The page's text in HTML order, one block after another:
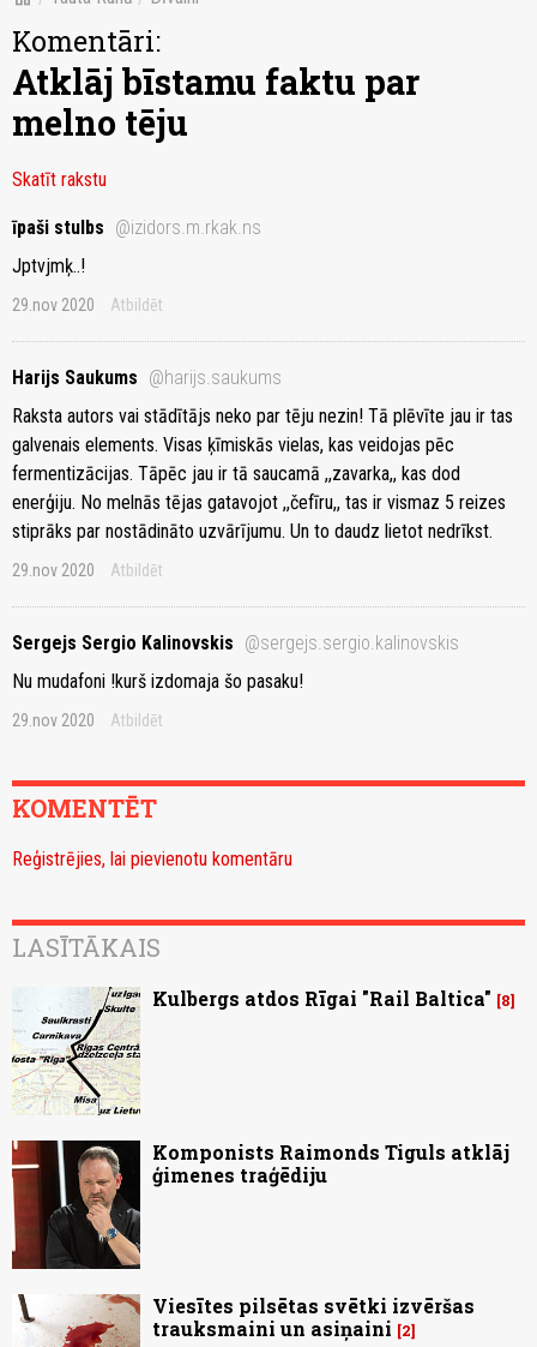
Komentāri:
Atklāj bīstamu faktu par
melno tēju
Skatīt rakstu
īpaši stulbs @izidors.m.rkak.ns
Jptvjmķ..!
29.nov 2020 Atbildēt
Harijs Saukums @harijs.saukums
Raksta autors vai stādītājs neko par tēju nezin! Tā plēvīte jau ir tas
galvenais elements. Visas ķīmiskās vielas, kas veidojas pēc
fermentizācijas. Tāpēc jau ir tā saucamā ,,zavarka,, kas dod
enerģiju. No melnās tējas gatavojot ,,čefīru,, tas ir vismaz 5 reizes
stiprāks par nostādināto uzvārījumu. Un to daudz lietot nedrīkst.
29.nov 2020 Atbildēt
Sergejs Sergio Kalinovskis @sergejs.sergio.kalinovskis
Nu mudafoni !kurš izdomaja šo pasaku!
29.nov 2020 Atbildēt
KOMENTĒT
Reģistrējies, lai pievienotu komentāru
LASĪTĀKAIS
Kulbergs atdos Rīgai "Rail Baltica" 8
Komponists Raimonds Tiguls atklāj
ģimenes traģēdiju
Viesītes pilsētas svētki izvēršas
trauksmaini un asiņaini
2